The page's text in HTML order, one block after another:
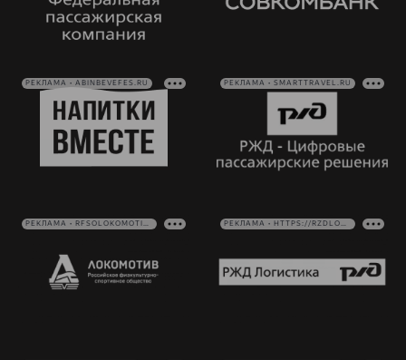
РЕКЛАМА • ABINBEVEFES.RU РЕКЛАМА • SMARTTRAVEL.RU
РЕКЛАМА • RFSOLOKOMOTIV.RU РЕКЛАМА • HTTPS://RZDLOG.RU/